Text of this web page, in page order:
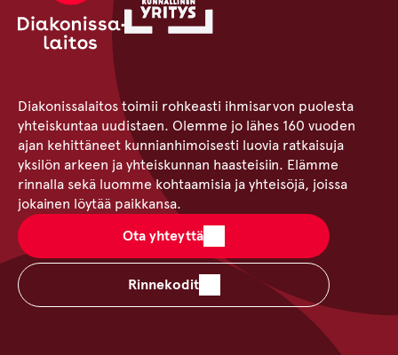
Diakonissalaitos toimii rohkeasti ihmisarvon puolesta
yhteiskuntaa uudistaen. Olemme jo lähes 160 vuoden
ajan kehittäneet kunnianhimoisesti luovia ratkaisuja
yksilön arkeen ja yhteiskunnan haasteisiin. Elämme
rinnalla sekä luomme kohtaamisia ja yhteisöjä, joissa
jokainen löytää paikkansa.
Ota yhteyttä
Rinnekodit